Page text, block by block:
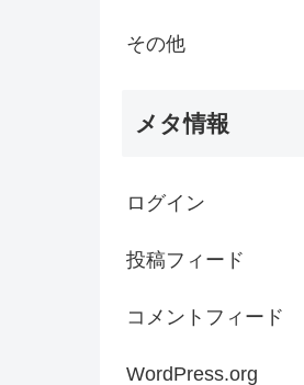
その他
メタ情報
ログイン
投稿フィード
コメントフィード
WordPress.org